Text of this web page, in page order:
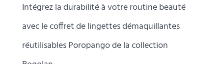
Intégrez la durabilité à votre routine beauté
avec le coffret de lingettes démaquillantes
réutilisables Poropango de la collection